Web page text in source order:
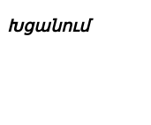
Խցանում